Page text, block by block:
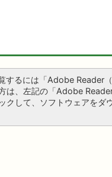
するには「Adobe Reader
は、左記の「Adobe
クして、ソフトウェアをダ